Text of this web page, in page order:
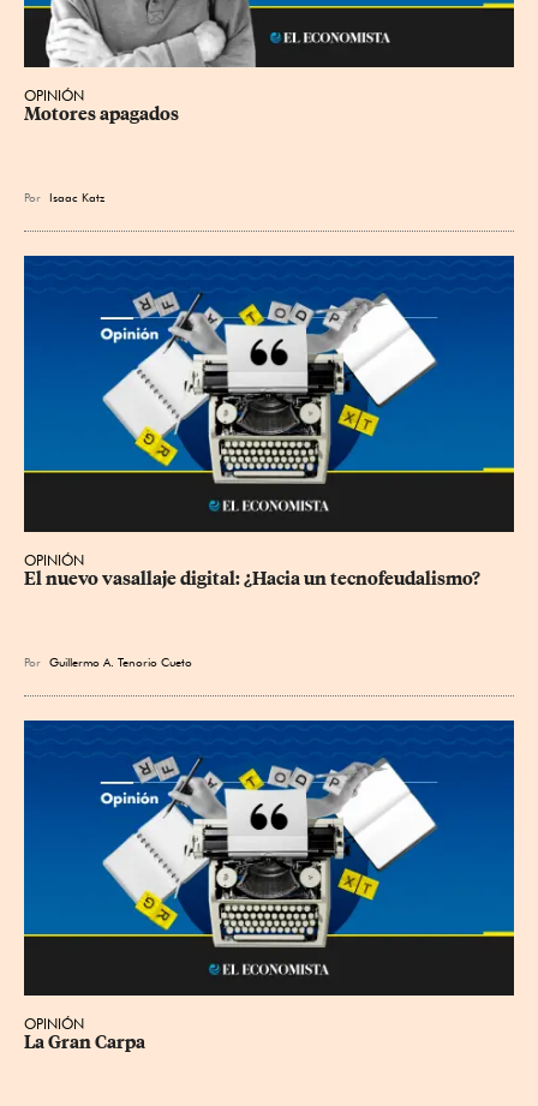
OPINIÓN
Motores apagados
Por Isaac Katz
OPINIÓN
El nuevo vasallaje digital: ¿Hacia un tecnofeudalismo?
Por Guillermo A. Tenorio Cueto
OPINIÓN
La Gran Carpa